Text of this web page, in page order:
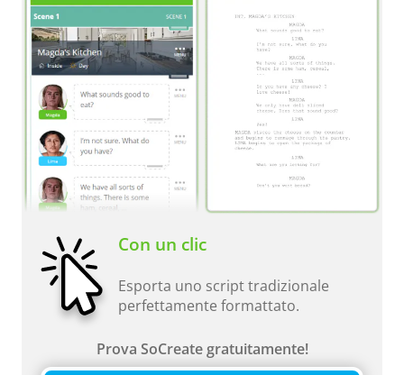
Con un clic
Esporta uno script tradizionale
perfettamente formattato.
Prova SoCreate gratuitamente!